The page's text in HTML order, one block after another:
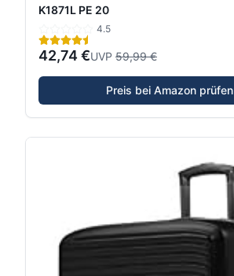
K1871L PE 20
4.5
42,74 €UVP 59,99 €
Preis bei Amazon prüfen